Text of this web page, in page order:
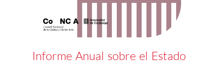
Informe Anual sobre el Estado